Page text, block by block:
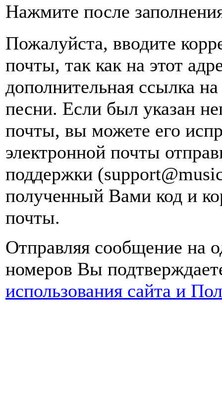
Нажмите после
Пожалуйста, вводите
почты, так как на этот
дополнительная ссылка
песни. Если был указан
почты, вы можете его
электронной почты
поддержки
полученный Вами код и
почты.
Отправляя сообщение на
номеров Вы
использования сайта и